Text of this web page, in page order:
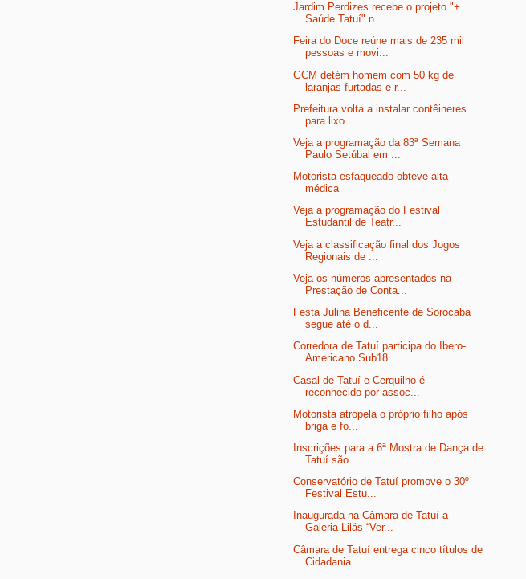
Jardim Perdizes recebe o projeto "+
Saúde Tatuí" n...
Feira do Doce reúne mais de 235 mil
pessoas e movi...
GCM detém homem com 50 kg de
laranjas furtadas e r...
Prefeitura volta a instalar contêineres
para lixo ...
Veja a programação da 83ª Semana
Paulo Setúbal em ...
Motorista esfaqueado obteve alta
médica
Veja a programação do Festival
Estudantil de Teatr...
Veja a classificação final dos Jogos
Regionais de ...
Veja os números apresentados na
Prestação de Conta...
Festa Julina Beneficente de Sorocaba
segue até o d...
Corredora de Tatuí participa do Ibero-
Americano Sub18
Casal de Tatuí e Cerquilho é
reconhecido por assoc...
Motorista atropela o próprio filho após
briga e fo...
Inscrições para a 6ª Mostra de Dança de
Tatuí são ...
Conservatório de Tatuí promove o 30º
Festival Estu...
Inaugurada na Câmara de Tatuí a
Galeria Lilás “Ver...
Câmara de Tatuí entrega cinco títulos de
Cidadania